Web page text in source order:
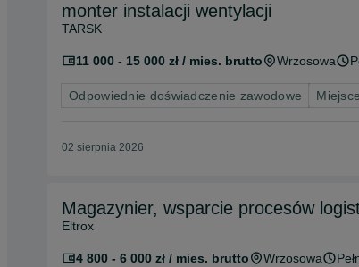
monter instalacji wentylacji
TARSK
11 000 - 15 000 zł / mies. brutto Wrzosowa
Odpowiednie doświadczenie zawodowe
02 sierpnia 2026
Magazynier, wsparcie procesów
Eltrox
4 800 - 6 000 zł / mies. brutto Wrzosowa